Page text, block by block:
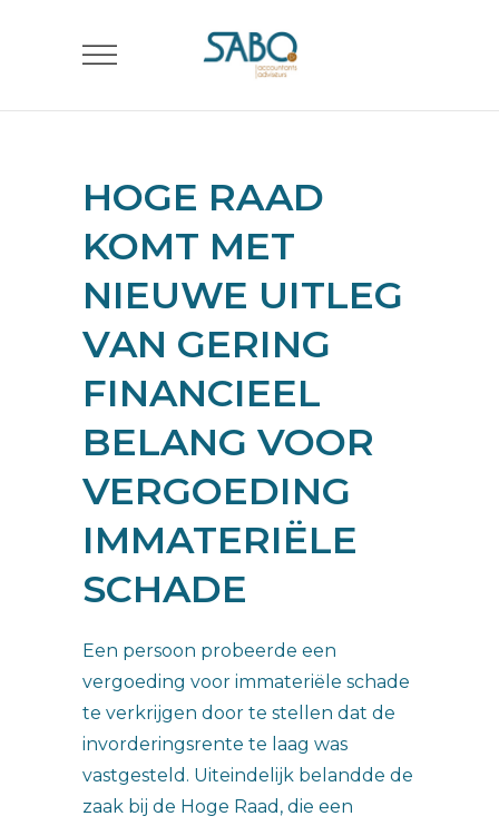
HOGE RAAD
KOMT MET
NIEUWE UITLEG
VAN GERING
FINANCIEEL
BELANG VOOR
VERGOEDING
IMMATERIËLE
SCHADE
Een persoon probeerde een
vergoeding voor immateriële schade
te verkrijgen door te stellen dat de
invorderingsrente te laag was
vastgesteld. Uiteindelijk belandde de
zaak bij de Hoge Raad, die een